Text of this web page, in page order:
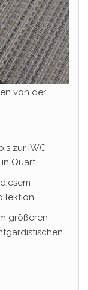
von der
zur IWC
Quart.
größeren